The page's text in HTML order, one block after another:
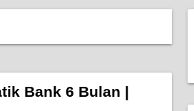
Bank 6 Bulan |